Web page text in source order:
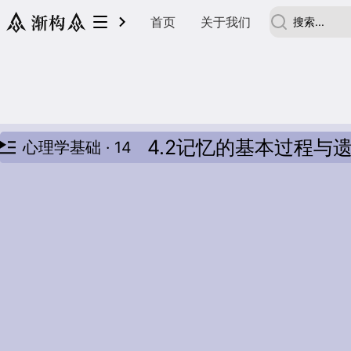
首页 关于我们
心理学基础 · 14 4.2记忆的基本过程与